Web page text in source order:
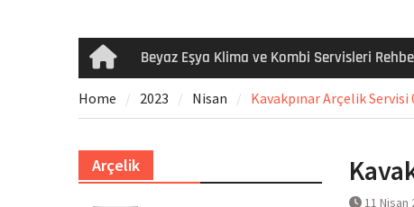
HomeBeyaz Eşya Klima ve Kombi Servisleri
Home 2023 Nisan Kavakpınar Arçelik Servisi
11 Nisan
Arçelik